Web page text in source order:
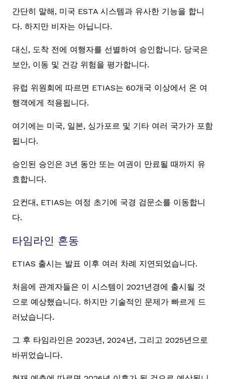
간단히 말해, 미국 ESTA 시스템과 유사한 기능을 합니
다. 하지만 비자는 아닙니다.
대신, 도착 전에 여행자를 선별하여 승인합니다. 당국은
보안, 이동 및 건강 위험을 평가합니다.
유럽 위원회에 따르면 ETIAS는 60개국 이상에서 온 여
행객에게 적용됩니다.
여기에는 미국, 일본, 싱가포르 및 기타 여러 국가가 포함
됩니다.
승인된 승인은 3년 동안 또는 여권이 만료될 때까지 유
효합니다.
요컨대, ETIAS는 여정 초기에 국경 검문소를 이동합니
다.
타임라인 혼동
ETIAS 출시는 발표 이후 여러 차례 지연되었습니다.
처음에 관계자들은 이 시스템이 2021년경에 출시될 것
으로 예상했습니다. 하지만 기술적인 문제가 빠르게 드
러났습니다.
그 후 타임라인은 2023년, 2024년, 그리고 2025년으로
바뀌었습니다.